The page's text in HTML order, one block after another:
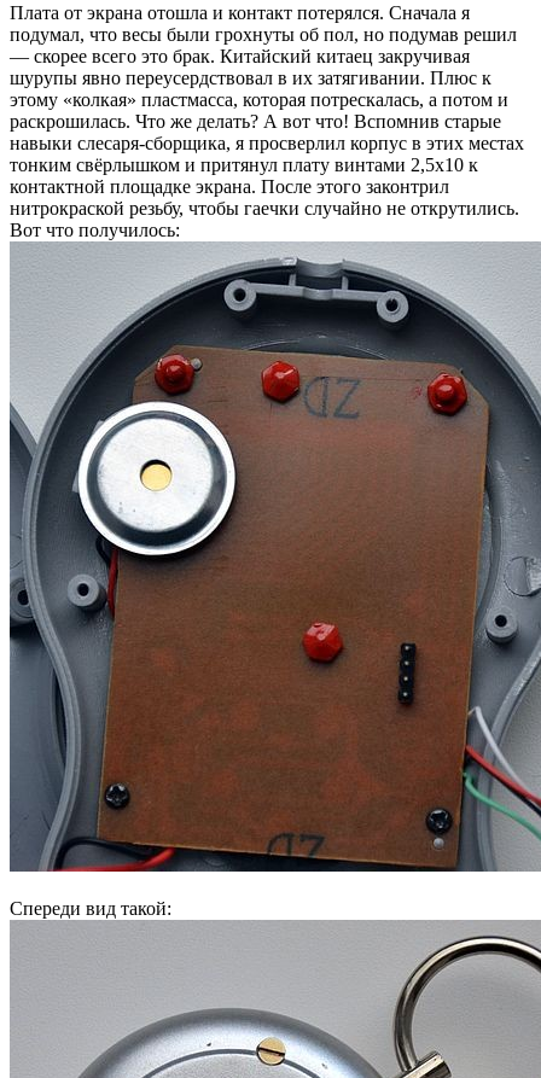
Плата от экрана отошла и контакт потерялся. Сначала я
подумал, что весы были грохнуты об пол, но подумав решил
— скорее всего это брак. Китайский китаец закручивая
шурупы явно переусердствовал в их затягивании. Плюс к
этому «колкая» пластмасса, которая потрескалась, а потом и
раскрошилась. Что же делать? А вот что! Вспомнив старые
навыки слесаря-сборщика, я просверлил корпус в этих местах
тонким свёрлышком и притянул плату винтами 2,5х10 к
контактной площадке экрана. После этого законтрил
нитрокраской резьбу, чтобы гаечки случайно не открутились.
Вот что получилось:
Спереди вид такой: